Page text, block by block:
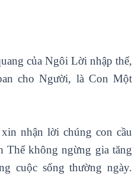
của Ngôi Lời nhập thể,
cho Người, là Con Một
nhận lời chúng con cầu
Thể không ngừng gia tăng
cuộc sống thường ngày.